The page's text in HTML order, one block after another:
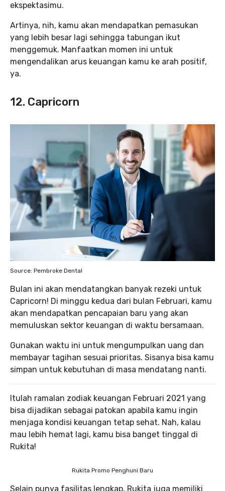
ekspektasimu.
Artinya, nih, kamu akan mendapatkan pemasukan
yang lebih besar lagi sehingga tabungan ikut
menggemuk. Manfaatkan momen ini untuk
mengendalikan arus keuangan kamu ke arah positif,
ya.
12. Capricorn
Source: Pembroke Dental
Bulan ini akan mendatangkan banyak rezeki untuk
Capricorn! Di minggu kedua dari bulan Februari, kamu
akan mendapatkan pencapaian baru yang akan
memuluskan sektor keuangan di waktu bersamaan.
Gunakan waktu ini untuk mengumpulkan uang dan
membayar tagihan sesuai prioritas. Sisanya bisa kamu
simpan untuk kebutuhan di masa mendatang nanti.
Itulah ramalan zodiak keuangan Februari 2021 yang
bisa dijadikan sebagai patokan apabila kamu ingin
menjaga kondisi keuangan tetap sehat. Nah, kalau
mau lebih hemat lagi, kamu bisa banget tinggal di
Rukita!
Rukita Promo Penghuni Baru
Selain punya fasilitas lengkap, Rukita juga memiliki